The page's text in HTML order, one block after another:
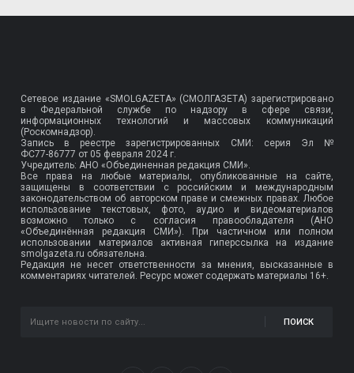
Сетевое издание «SMOLGAZETA» (СМОЛГАЗЕТА) зарегистрировано
в Федеральной службе по надзору в сфере связи,
информационных технологий и массовых коммуникаций
(Роскомнадзор).
Запись в реестре зарегистрированных СМИ: серия Эл №
ФС77-86777 от 05 февраля 2024 г.
Учредитель: АНО «Объединенная редакция СМИ».
Все права на любые материалы, опубликованные на сайте,
защищены в соответствии с российским и международным
законодательством об авторском праве и смежных правах. Любое
использование текстовых, фото, аудио и видеоматериалов
возможно только с согласия правообладателя (АНО
«Объединённая редакция СМИ»). При частичном или полном
использовании материалов активная гиперссылка на издание
smolgazeta.ru обязательна.
Редакция не несет ответственности за мнения, высказанные в
комментариях читателей. Ресурс может содержать материалы 16+.
ПОИСК